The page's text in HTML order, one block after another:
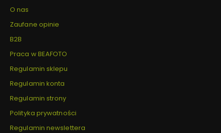
O nas
Zaufane opinie
B2B
Praca w BEAFOTO
Regulamin sklepu
Regulamin konta
Regulamin strony
Polityka prywatności
Regulamin newslettera